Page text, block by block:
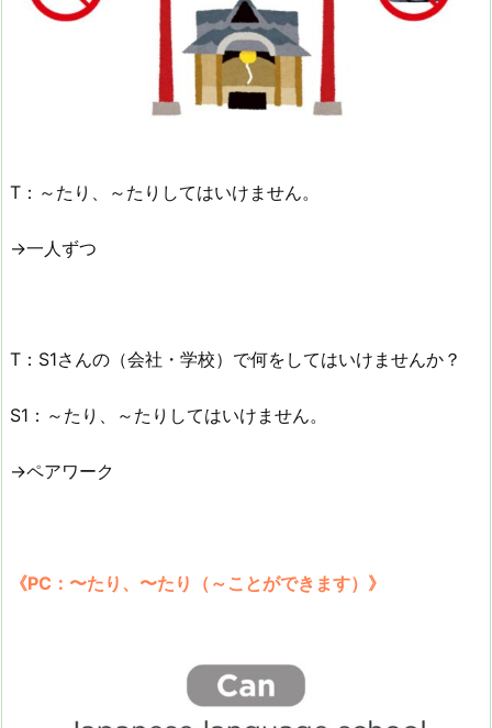
T：～たり、～たりしてはいけません。
→一人ずつ
T：S1さんの（会社・学校）で何をしてはいけませんか？
S1：～たり、～たりしてはいけません。
→ペアワーク
《PC：〜たり、〜たり（～ことができます）》